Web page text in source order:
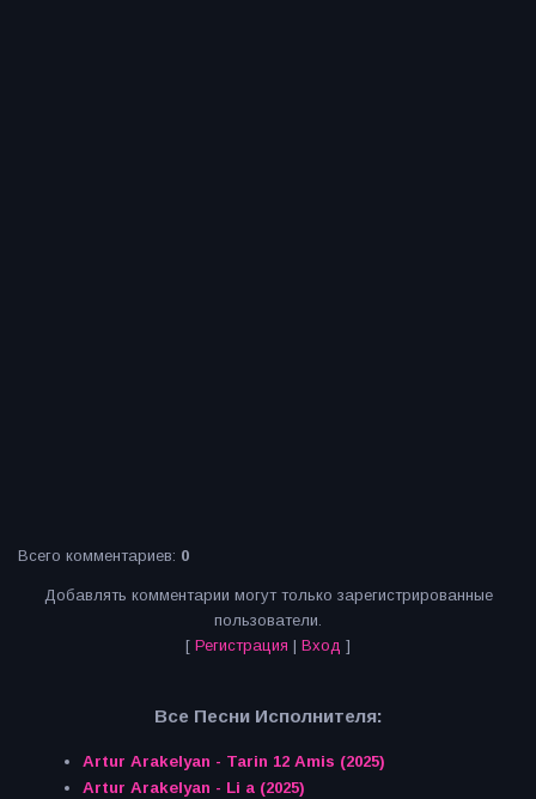
Всего комментариев: 0
Добавлять комментарии могут только зарегистрированные
пользователи.
[ Регистрация | Вход ]
Все Песни Исполнителя:
Artur Arakelyan - Tarin 12 Amis (2025)
Artur Arakelyan - Li a (2025)